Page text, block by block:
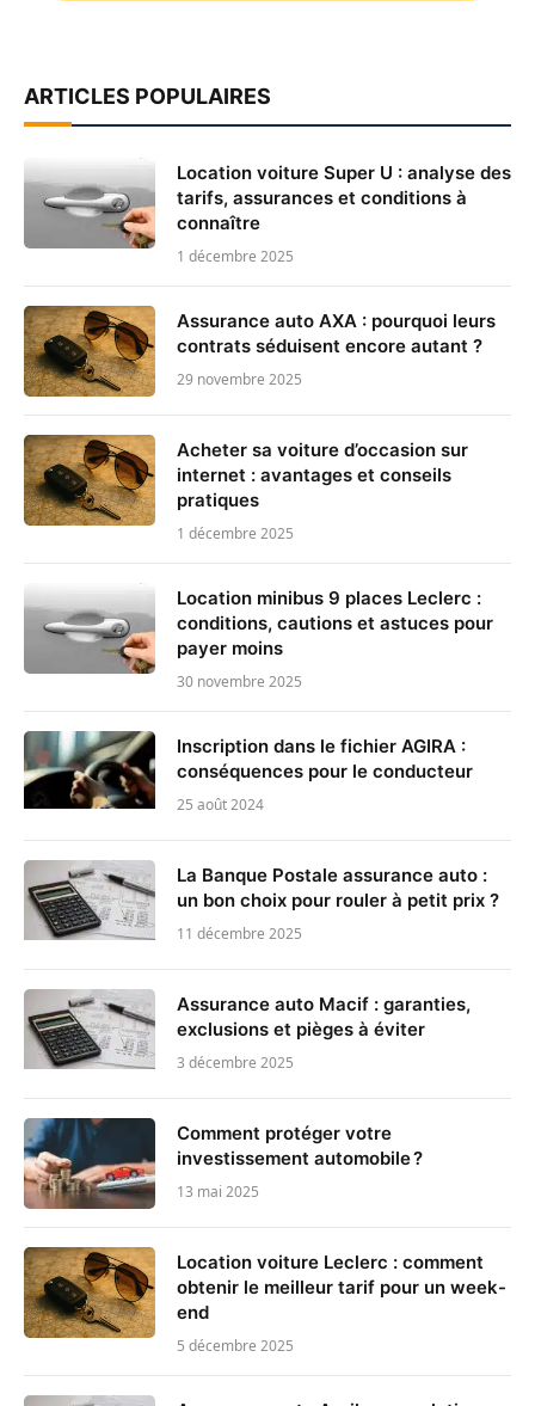
ARTICLES POPULAIRES
Location voiture Super U : analyse des
tarifs, assurances et conditions à
connaître
1 décembre 2025
Assurance auto AXA : pourquoi leurs
contrats séduisent encore autant ?
29 novembre 2025
Acheter sa voiture d’occasion sur
internet : avantages et conseils
pratiques
1 décembre 2025
Location minibus 9 places Leclerc :
conditions, cautions et astuces pour
payer moins
30 novembre 2025
Inscription dans le fichier AGIRA :
conséquences pour le conducteur
25 août 2024
La Banque Postale assurance auto :
un bon choix pour rouler à petit prix ?
11 décembre 2025
Assurance auto Macif : garanties,
exclusions et pièges à éviter
3 décembre 2025
Comment protéger votre
investissement automobile ?
13 mai 2025
Location voiture Leclerc : comment
obtenir le meilleur tarif pour un week-
end
5 décembre 2025